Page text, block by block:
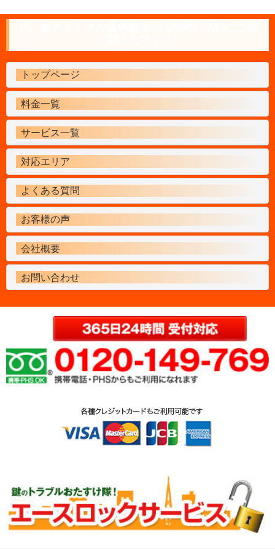
トップページ
料金一覧
サービス一覧
対応エリア
よくある質問
お客様の声
会社概要
お問い合わせ